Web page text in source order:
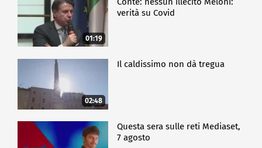
01:19
verità su Covid
02:48
Il caldissimo non dà tregua
Questa sera sulle reti Mediaset,
7 agosto